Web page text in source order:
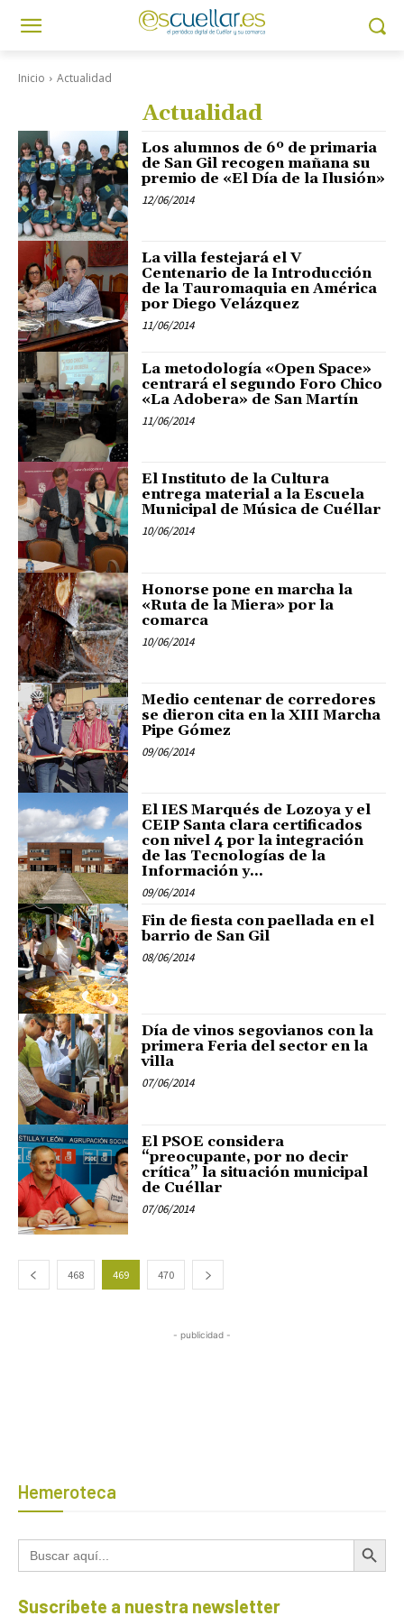
Inicio Actualidad
Actualidad
Los alumnos de 6º de primaria
de San Gil recogen mañana su
premio de «El Día de la Ilusión»
12/06/2014
La villa festejará el V
Centenario de la Introducción
de la Tauromaquia en América
por Diego Velázquez
11/06/2014
La metodología «Open Space»
centrará el segundo Foro Chico
«La Adobera» de San Martín
11/06/2014
El Instituto de la Cultura
entrega material a la Escuela
Municipal de Música de Cuéllar
10/06/2014
Honorse pone en marcha la
«Ruta de la Miera» por la
comarca
10/06/2014
Medio centenar de corredores
se dieron cita en la XIII Marcha
Pipe Gómez
09/06/2014
El IES Marqués de Lozoya y el
CEIP Santa clara certificados
con nivel 4 por la integración
de las Tecnologías de la
Información y...
09/06/2014
Fin de fiesta con paellada en el
barrio de San Gil
08/06/2014
Día de vinos segovianos con la
primera Feria del sector en la
villa
07/06/2014
El PSOE considera
“preocupante, por no decir
crítica” la situación municipal
de Cuéllar
07/06/2014
468 469 470
- publicidad -
Hemeroteca
Buscar: Botón de
Suscríbete a nuestra newsletter